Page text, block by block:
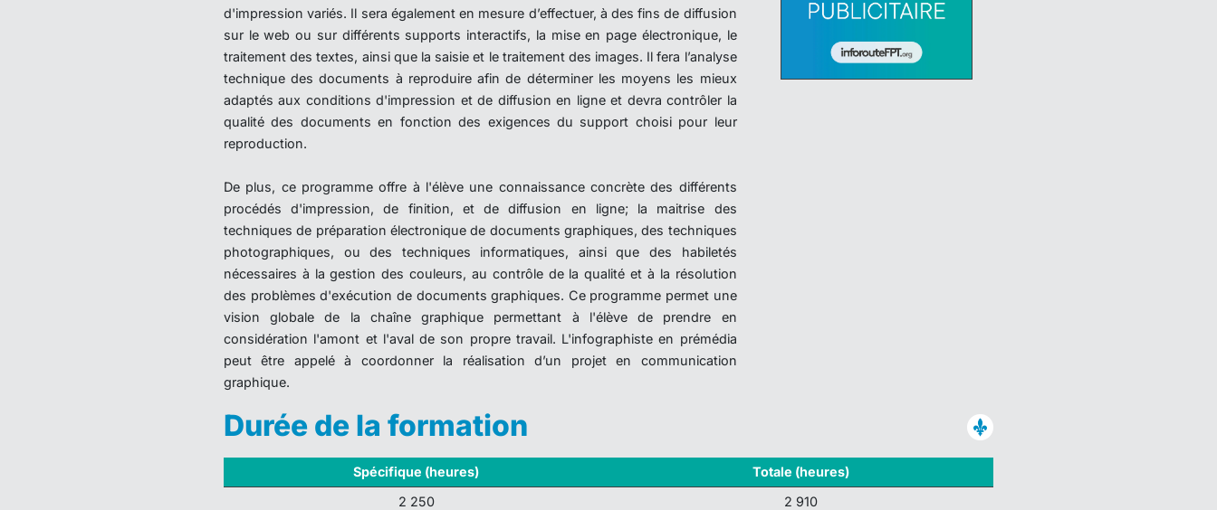
d'impression variés. Il sera également en mesure d’effectuer, à des fins de diffusion
sur le web ou sur différents supports interactifs, la mise en page électronique, le
traitement des textes, ainsi que la saisie et le traitement des images. Il fera l’analyse
technique des documents à reproduire afin de déterminer les moyens les mieux
adaptés aux conditions d'impression et de diffusion en ligne et devra contrôler la
qualité des documents en fonction des exigences du support choisi pour leur
reproduction.
De plus, ce programme offre à l'élève une connaissance concrète des différents
procédés d'impression, de finition, et de diffusion en ligne; la maitrise des
techniques de préparation électronique de documents graphiques, des techniques
photographiques, ou des techniques informatiques, ainsi que des habiletés
nécessaires à la gestion des couleurs, au contrôle de la qualité et à la résolution
des problèmes d'exécution de documents graphiques. Ce programme permet une
vision globale de la chaîne graphique permettant à l'élève de prendre en
considération l'amont et l'aval de son propre travail. L'infographiste en prémédia
peut être appelé à coordonner la réalisation d’un projet en communication
graphique.
Durée de la formation
Spécifique (heures)
Totale (heures)
2 250
2 910